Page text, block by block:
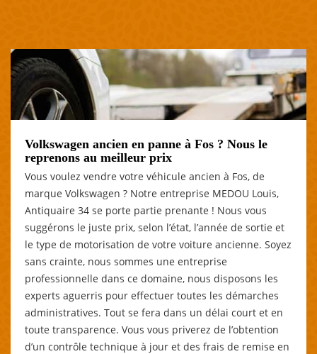
Volkswagen ancien en panne à Fos ? Nous le
reprenons au meilleur prix
Vous voulez vendre votre véhicule ancien à Fos, de
marque Volkswagen ? Notre entreprise MEDOU Louis,
Antiquaire 34 se porte partie prenante ! Nous vous
suggérons le juste prix, selon l’état, l’année de sortie et
le type de motorisation de votre voiture ancienne. Soyez
sans crainte, nous sommes une entreprise
professionnelle dans ce domaine, nous disposons les
experts aguerris pour effectuer toutes les démarches
administratives. Tout se fera dans un délai court et en
toute transparence. Vous vous priverez de l’obtention
d’un contrôle technique à jour et des frais de remise en